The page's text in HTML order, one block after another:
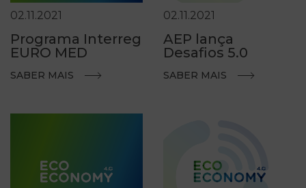
02.11.2021
Programa Interreg
EURO MED
SABER MAIS
02.11.2021
AEP lança
Desafios 5.0
SABER MAIS